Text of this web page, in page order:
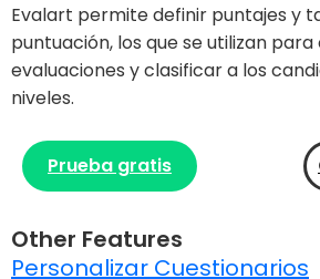
Evalart permite definir puntajes y
puntuación, los que se utilizan
evaluaciones y clasificar a los
niveles.
Prueba gratis
Other Features
Personalizar Cuestionarios